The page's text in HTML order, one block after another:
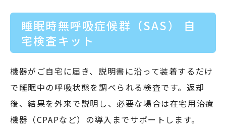
睡眠時無呼吸症候群（SAS） 自
宅検査キット
機器がご自宅に届き、説明書に沿って装着するだけ
で睡眠中の呼吸状態を調べられる検査です。返却
後、結果を外来で説明し、必要な場合は在宅用治療
機器（CPAPなど）の導入までサポートします。